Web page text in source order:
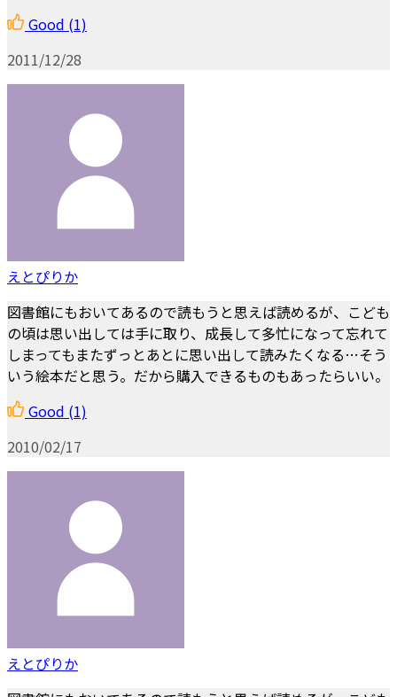
Good (1)
2011/12/28
えとぴりか
図書館にもおいてあるので読もうと思えば読めるが、こども
の頃は思い出しては手に取り、成長して多忙になって忘れて
しまってもまたずっとあとに思い出して読みたくなる…そう
いう絵本だと思う。だから購入できるものもあったらいい。
Good (1)
2010/02/17
えとぴりか